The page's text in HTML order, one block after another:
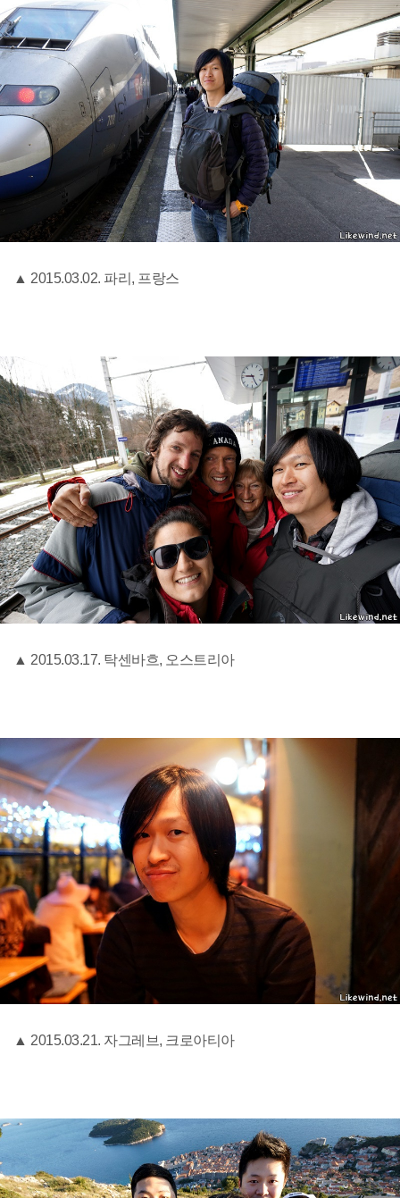
▲ 2015.03.02. 파리, 프랑스
▲ 2015.03.17. 탁센바흐, 오스트리아
▲ 2015.03.21. 자그레브, 크로아티아